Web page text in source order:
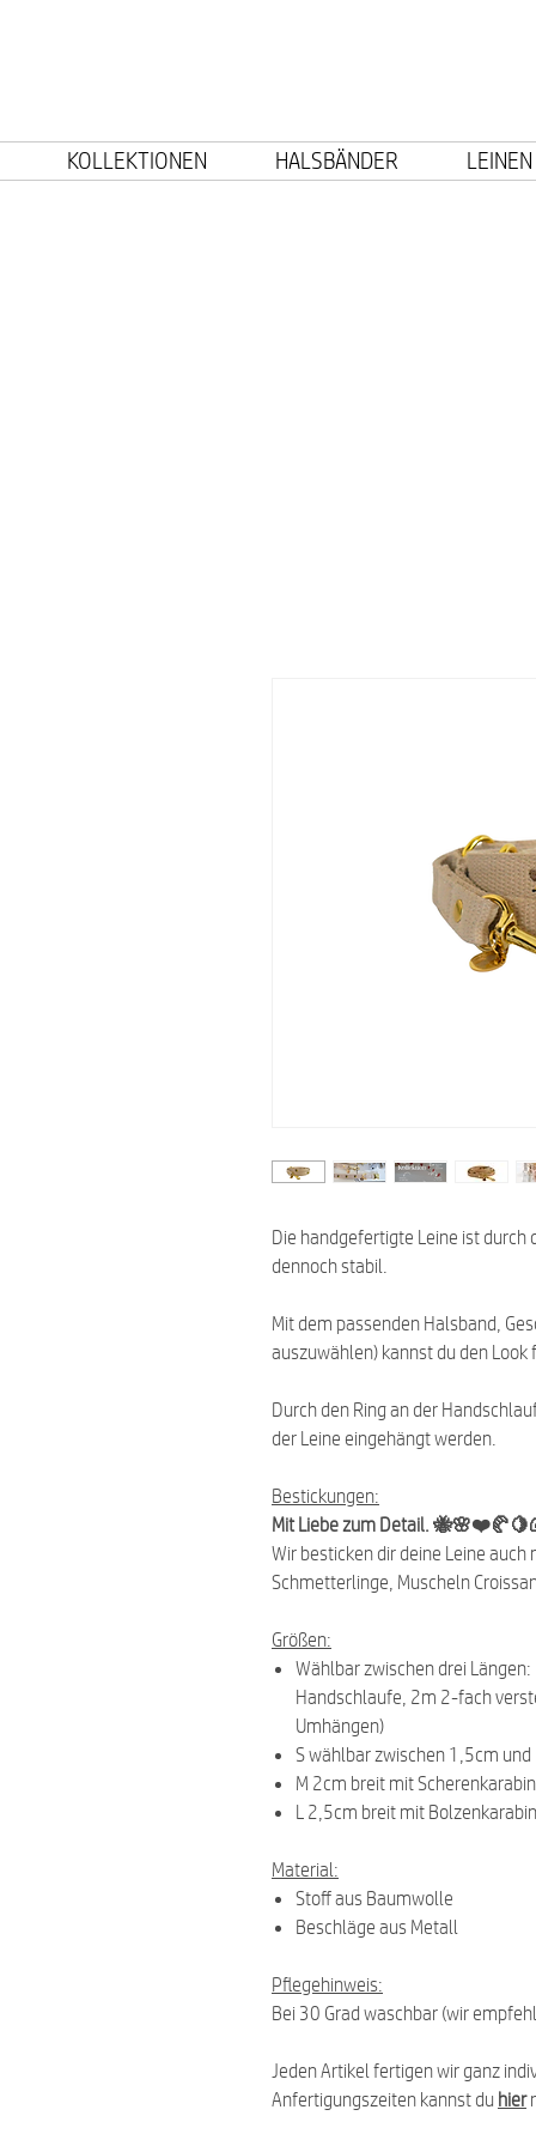
KOLLEKTIONEN HALSBÄNDER LEINEN
Die handgefertigte Leine ist
dennoch stabil.
Mit dem passenden Halsband,
auszuwählen) kannst du den
Durch den Ring an der
der Leine eingehängt werden.
Bestickungen:
Mit Liebe zum Detail.
Wir besticken dir deine Leine
Schmetterlinge, Muscheln
Größen:
Wählbar zwischen drei
Handschlaufe, 2m 2-fach
Umhängen)
S wählbar zwischen 1,5cm
M 2cm breit mit
L 2,5cm breit mit
Material:
Stoff aus Baumwolle
Beschläge aus Metall
Pflegehinweis:
Bei 30 Grad waschbar (wir
Jeden Artikel fertigen wir ganz
Anfertigungszeiten kannst du hier